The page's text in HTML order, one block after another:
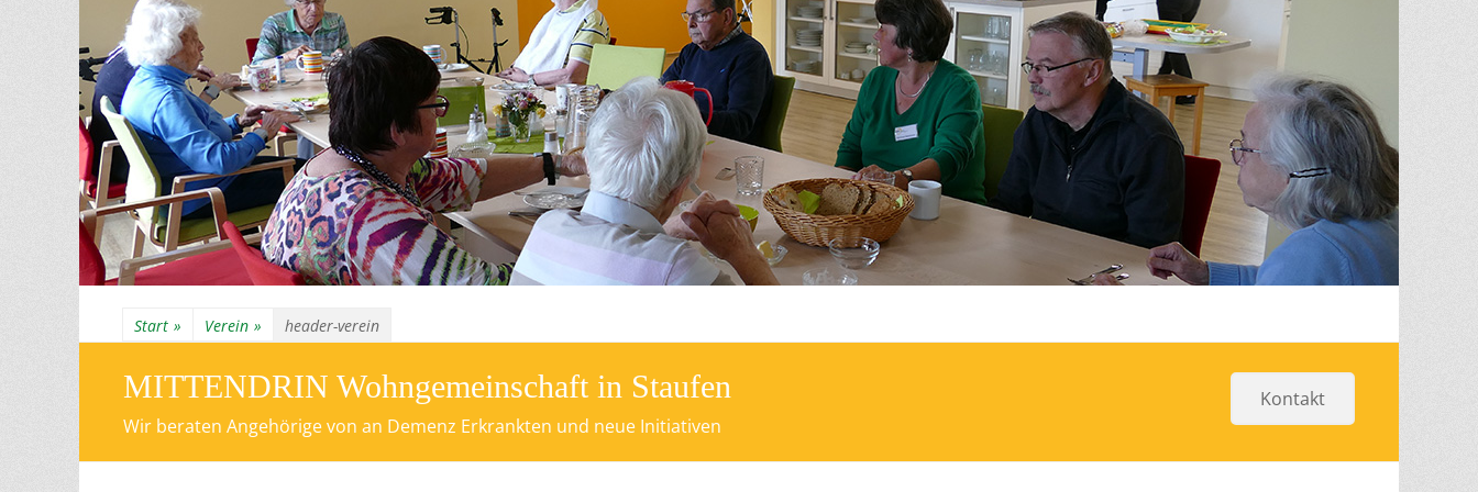
Start » Verein » header-verein
MITTENDRIN Wohngemeinschaft in Staufen
Wir beraten Angehörige von an Demenz Erkrankten und neue Initiativen
Kontakt